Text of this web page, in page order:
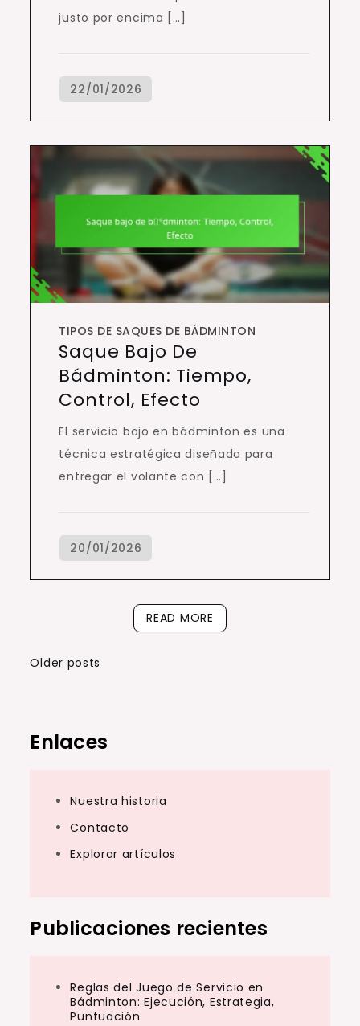
justo por encima […]
TIPOS DE SAQUES DE BÁDMINTON
Saque Bajo De
Bádminton: Tiempo,
Control, Efecto
El servicio bajo en bádminton es una
técnica estratégica diseñada para
entregar el volante con […]
READ MORE
Posts
Older posts
Enlaces
Nuestra historia
Contacto
Explorar artículos
Publicaciones recientes
Reglas del Juego de Servicio en
Bádminton: Ejecución, Estrategia,
Puntuación